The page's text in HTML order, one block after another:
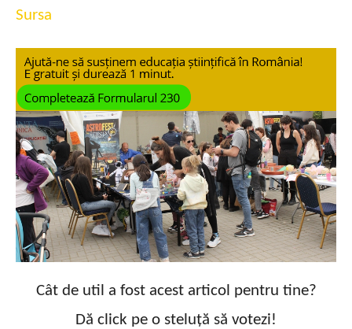
Sursa
Cât de util a fost acest articol pentru tine?
Dă click pe o steluță să votezi!